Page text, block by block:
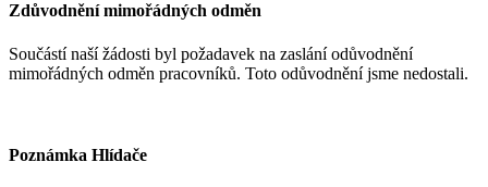
Zdůvodnění mimořádných odměn
Součástí naší žádosti byl požadavek na zaslání odůvodnění
mimořádných odměn pracovníků. Toto odůvodnění jsme nedostali.
Poznámka Hlídače